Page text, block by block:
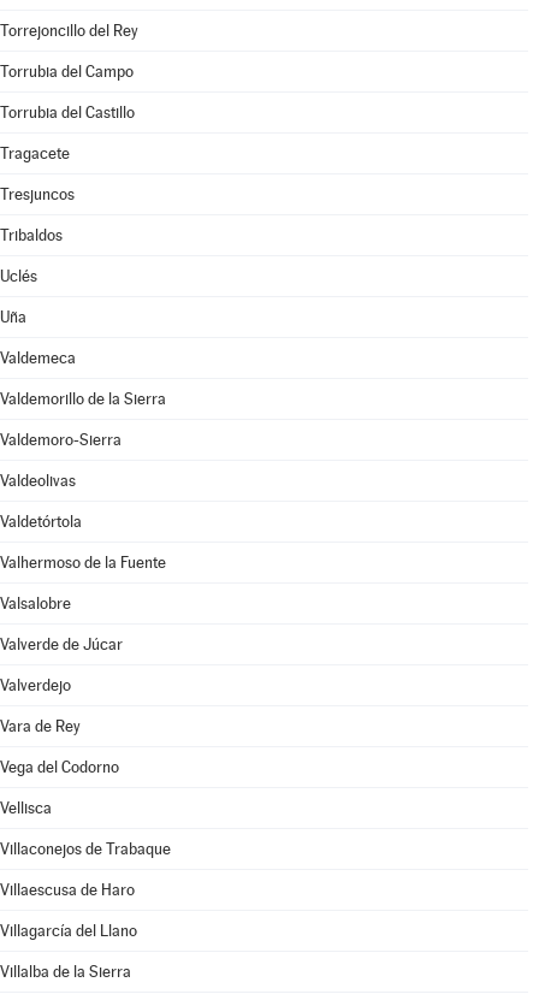
Torrejoncillo del Rey
Torrubia del Campo
Torrubia del Castillo
Tragacete
Tresjuncos
Tribaldos
Uclés
Uña
Valdemeca
Valdemorillo de la Sierra
Valdemoro-Sierra
Valdeolivas
Valdetórtola
Valhermoso de la Fuente
Valsalobre
Valverde de Júcar
Valverdejo
Vara de Rey
Vega del Codorno
Vellisca
Villaconejos de Trabaque
Villaescusa de Haro
Villagarcía del Llano
Villalba de la Sierra